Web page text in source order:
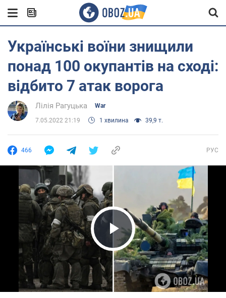
Українські воїни знищили
понад 100 окупантів на сході:
відбито 7 атак ворога
Лілія Рагуцька War
7.05.2022 21:19 1 хвилина 39,9 т.
466 РУС
Play Video